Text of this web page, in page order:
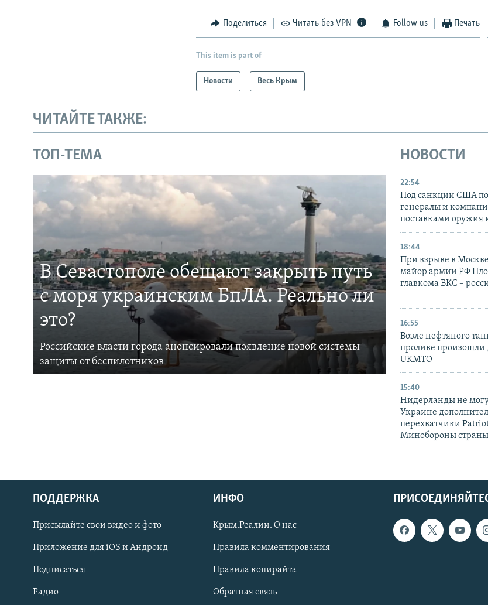
Українською
Qırımtatar
ПРИСОЕДИНЯЙТЕСЬ!
Поделиться Читать без VPN Follow us Печать
This item is part of
Новости Весь Крым
ЧИТАЙТЕ ТАКЖЕ:
ТОП-ТЕМА
В Севастополе обещают закрыть путь
с моря украинским БпЛА. Реально ли
это?
Российские власти города анонсировали появление новой системы
защиты от беспилотников
НОВОСТИ
22:54
Под санкции США
генералы и
поставками оружия
18:44
При взрыве в
майор армии РФ
главкома ВКС –
16:55
Возле нефтяного
проливе произошли
UKMTO
15:40
Нидерланды не
Украине
перехватчики
Минобороны страны
ПОДДЕРЖКА
Присылайте свои видео и фото
Приложение для iOS и Андроид
Подписаться
Радио
ИНФО
Крым.Реалии. О нас
Правила комментирования
Правила копирайта
Обратная связь